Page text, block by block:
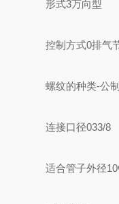
形式3万向型
控制方式0排气
螺纹的种类-公
连接口径033/8
适合管子外径10